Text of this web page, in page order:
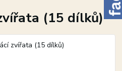
(15 dílků)